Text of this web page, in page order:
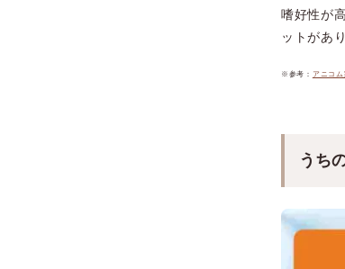
嗜好性が
ットがあ
※参考： アニコ
うち